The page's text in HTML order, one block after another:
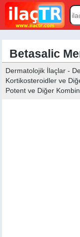
Betasalic
Dermatolojik İlaçlar -
Kortikosteroidler ve
Potent ve Diğer